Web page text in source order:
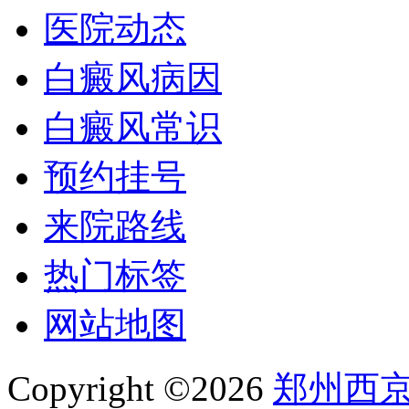
医院动态
白癜风病因
白癜风常识
预约挂号
来院路线
热门标签
网站地图
Copyright ©2026 郑州西